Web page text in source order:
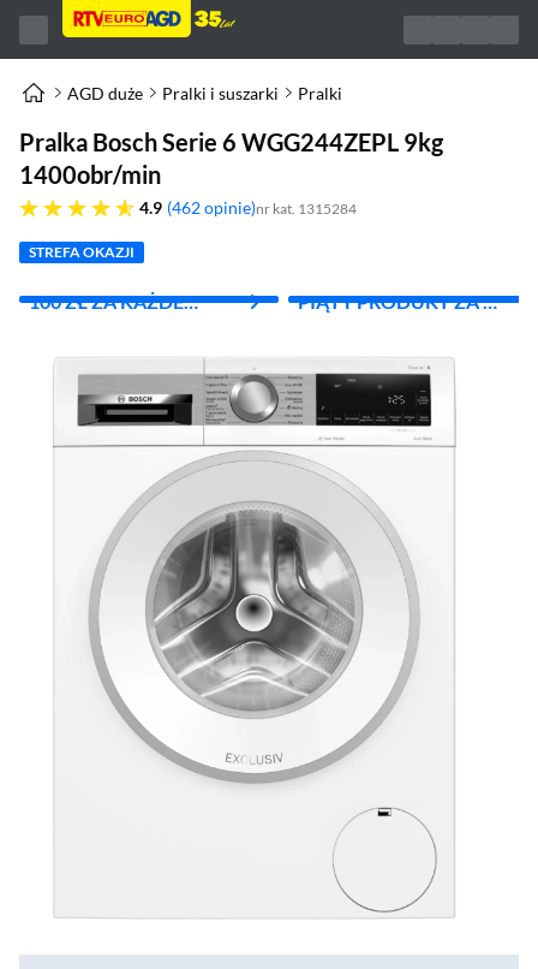
AGD duże Pralki i suszarki Pralki
Pralka Bosch Serie 6 WGG244ZEPL 9kg
1400obr/min
4.9
4.9 gwiazdek 462 opinie nr kat. 1315284
STREFA OKAZJI
100 ZŁ ZA KAŻDE
PIĄTY PRODUKT ZA 1